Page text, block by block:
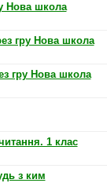
Нова школа
гру Нова школа
гру Нова школа
1 клас
з ким